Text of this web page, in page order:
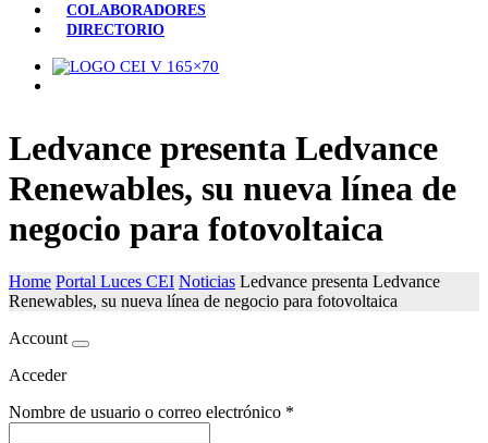
COLABORADORES
DIRECTORIO
Ledvance presenta Ledvance
Renewables, su nueva línea de
negocio para fotovoltaica
Home Portal Luces CEI Noticias Ledvance presenta Ledvance
Renewables, su nueva línea de negocio para fotovoltaica
Account
Acceder
Nombre de usuario o correo electrónico *